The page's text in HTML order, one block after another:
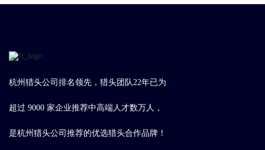
杭州猎头公司排名领先，猎头团队22年已为
超过 9000 家企业推荐中高端人才数万人，
是杭州猎头公司推荐的优选猎头合作品牌！